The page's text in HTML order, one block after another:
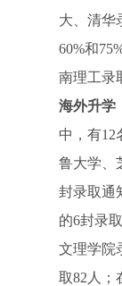
大、清华
60%和
南理工录
海外升学
中，有12
鲁大学、
封录取通
的6封录
文理学院
取82 人；